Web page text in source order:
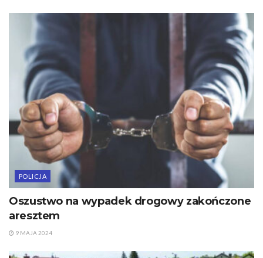
POLICJA
Oszustwo na wypadek drogowy zakończone
aresztem
9 MAJA 2024